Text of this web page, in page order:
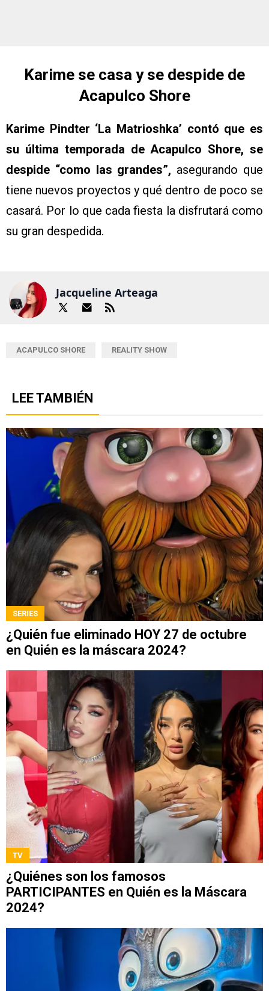
Karime se casa y se despide de
Acapulco Shore
Karime Pindter ‘La Matrioshka’ contó que es
su última temporada de Acapulco Shore, se
despide “como las grandes”, asegurando que
tiene nuevos proyectos y qué dentro de poco se
casará. Por lo que cada fiesta la disfrutará como
su gran despedida.
Jacqueline Arteaga
ACAPULCO SHORE REALITY SHOW
LEE TAMBIÉN
SERIES
¿Quién fue eliminado HOY 27 de octubre
en Quién es la máscara 2024?
TV
¿Quiénes son los famosos
PARTICIPANTES en Quién es la Máscara
2024?